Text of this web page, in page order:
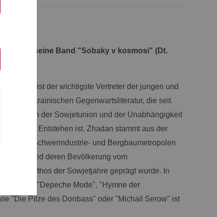
und seine Band "Sobaky v kosmosi" (Dt.
(!974) ist der wichtigste Vertreter der jungen und
ukrainischen Gegenwartsliteratur, die seit
der Sowjetunion und der Unabhängigkeit
1991 am Entstehen ist. Zhadan stammt aus der
die von Schwerindustrie- und Bergbaumetropolen
ist und deren Bevölkerung vom
der Sowjetjahre geprägt wurde. In
"Depeche Mode", "Hymne der
"Die Pilze des Donbass" oder "Michail Serow" ist